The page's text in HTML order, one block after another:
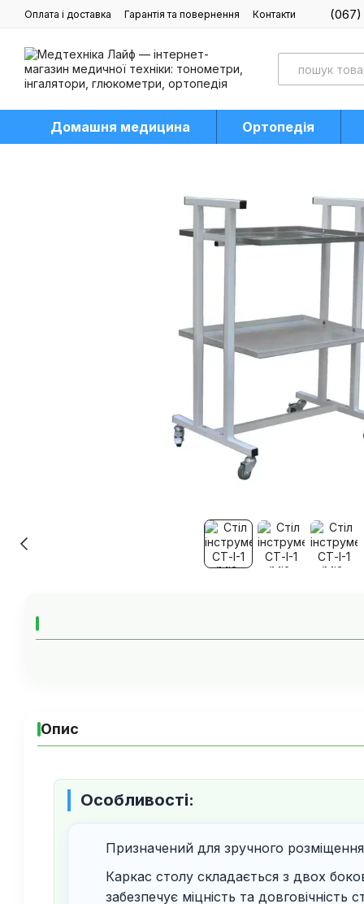
Перейти до основного контенту
Оплата і доставка Гарантія та повернення
Контакти
(067)
Домашня медицина Ортопедія
Опис
Особливості:
Призначений для зручного
Каркас столу складається з двох
забезпечує міцність та довговічність